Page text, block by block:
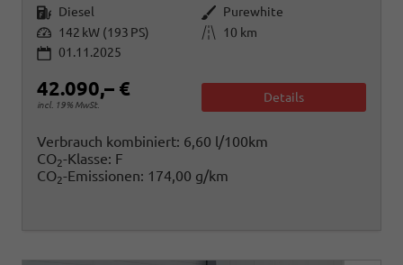
Kraftstoff Diesel Außenfarbe Purewhite
Leistung 142 kW (193 PS) Kilometerstand
10 km
01.11.2025
42.090,– €
incl. 19% MwSt.
Details
Verbrauch kombiniert: 6,60 l/100km
CO2-Klasse: F
CO2-Emissionen: 174,00 g/km